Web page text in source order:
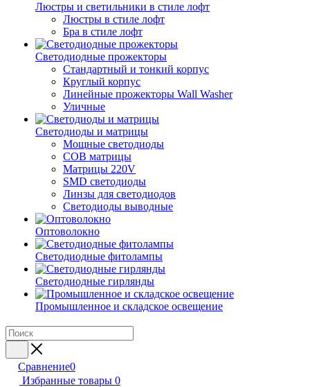
Люстры и светильники в стиле лофт
Люстры в стиле лофт
Бра в стиле лофт
Светодиодные прожекторы
Стандартный и тонкий корпус
Круглый корпус
Линейные прожекторы Wall Washer
Уличные
Светодиоды и матрицы
Мощные светодиоды
COB матрицы
Матрицы 220V
SMD светодиоды
Линзы для светодиодов
Светодиоды выводные
Оптоволокно
Светодиодные фитолампы
Светодиодные гирлянды
Промышленное и складское освещение
Сравнение0
Избранные товары 0